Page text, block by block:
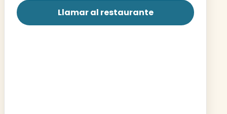
Llamar al restaurante